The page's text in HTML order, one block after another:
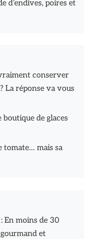
d’endives, poires et
conserver
La réponse va vous
de glaces
tomate… mais sa
En moins de 30
et